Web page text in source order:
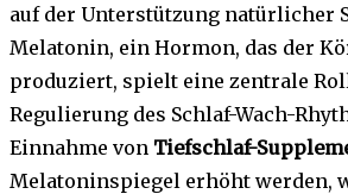
auf der Unterstützung natürlicher
Melatonin, ein Hormon, das der
produziert, spielt eine zentrale
Regulierung des Schlaf-Wach-
Einnahme von Tiefschlaf-
Melatoninspiegel erhöht werden,